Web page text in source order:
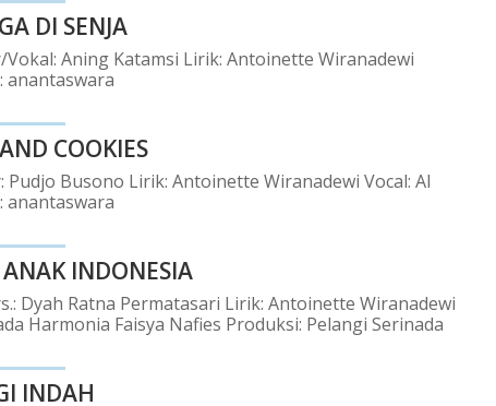
DI SENJA
Aning Katamsi Lirik: Antoinette Wiranadewi
anantaswara
COOKIES
Pudjo Busono Lirik: Antoinette Wiranadewi Vocal: AI
anantaswara
INDONESIA
Dyah Ratna Permatasari Lirik: Antoinette Wiranadewi
Harmonia Faisya Nafies Produksi: Pelangi Serinada
INDAH